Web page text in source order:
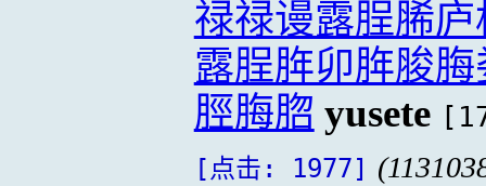
禄禄谩露脭脪
露脭脌卯脌脧
脛脢脗 yusete
[点击: 1977]